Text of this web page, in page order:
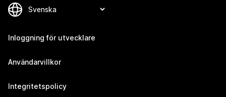
Inloggning för utvecklare
Användarvillkor
Integritetspolicy